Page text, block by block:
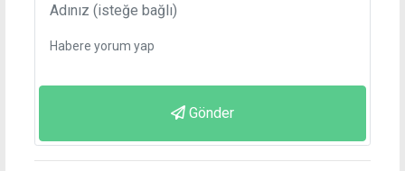
Gönder